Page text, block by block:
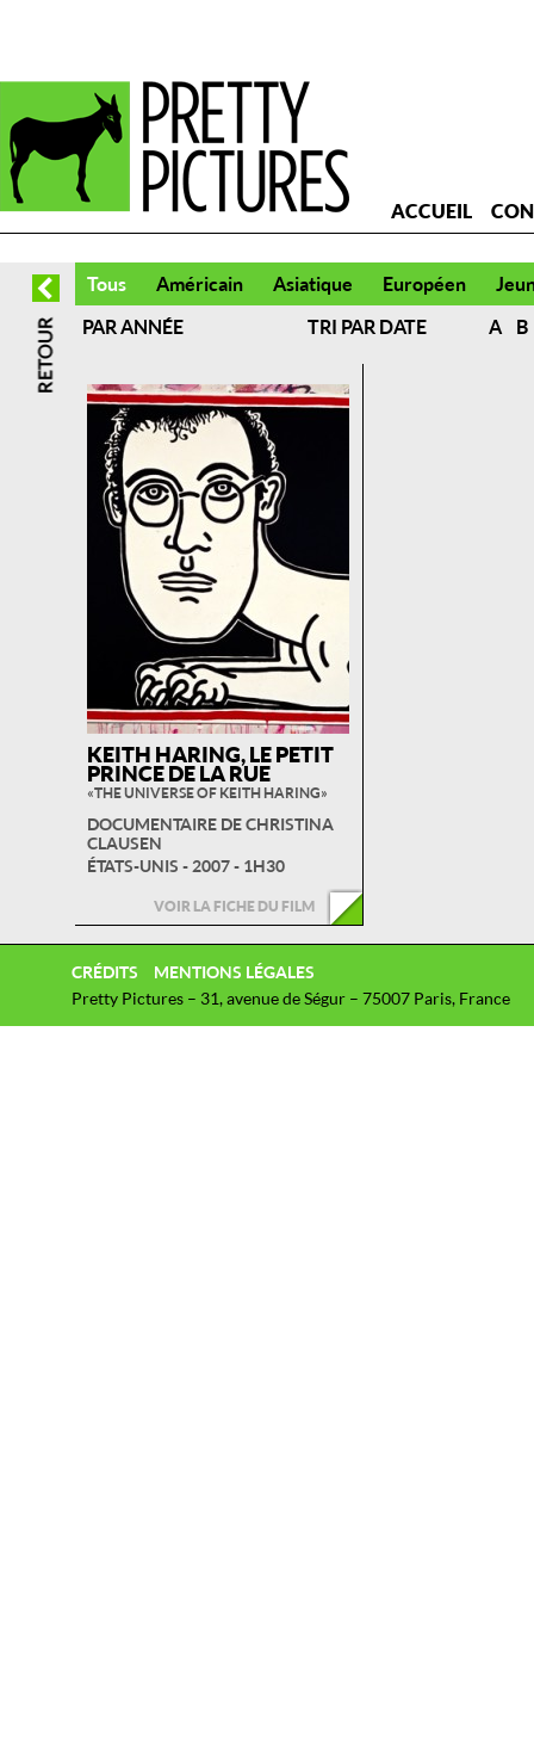
ACCUEIL
Tous Américain Asiatique Européen
PAR ANNÉE
TRI PAR DATE A B
KEITH HARING, LE PETIT
PRINCE DE LA RUE
« THE UNIVERSE OF KEITH HARING »
DOCUMENTAIRE DE CHRISTINA
CLAUSEN
ÉTATS-UNIS - 2007 - 1H30
VOIR LA FICHE DU FILM
CRÉDITS
MENTIONS LÉGALES
Pretty Pictures – 31, avenue de Ségur – 75007 Paris, France